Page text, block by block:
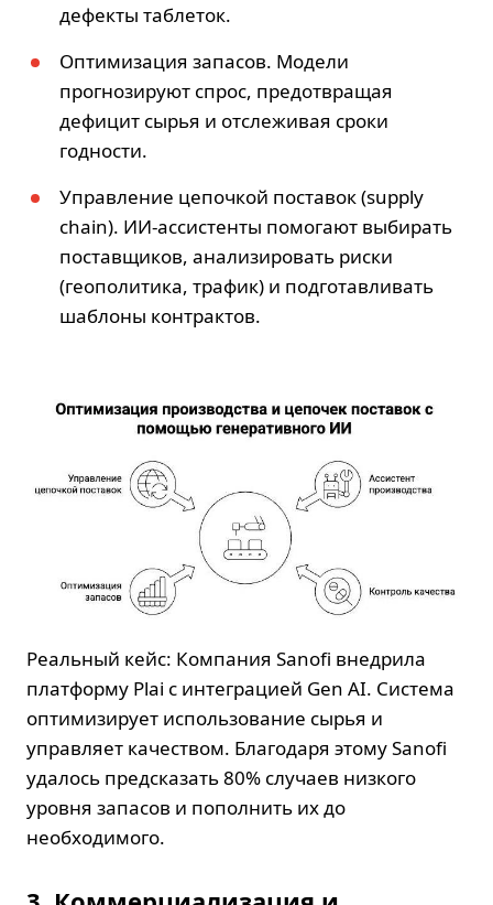
дефекты таблеток.
Оптимизация запасов. Модели
прогнозируют спрос, предотвращая
дефицит сырья и отслеживая сроки
годности.
Управление цепочкой поставок (supply
chain). ИИ-ассистенты помогают выбирать
поставщиков, анализировать риски
(геополитика, трафик) и подготавливать
шаблоны контрактов.
Реальный кейс: Компания Sanofi внедрила
платформу Plai с интеграцией Gen AI. Система
оптимизирует использование сырья и
управляет качеством. Благодаря этому Sanofi
удалось предсказать 80% случаев низкого
уровня запасов и пополнить их до
необходимого.